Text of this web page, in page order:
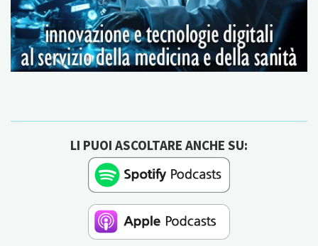
LI PUOI ASCOLTARE ANCHE SU: